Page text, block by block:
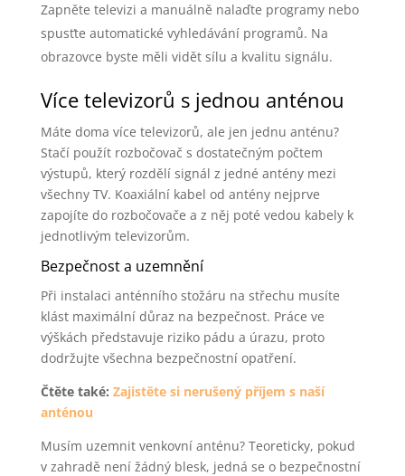
Zapněte televizi a manuálně nalaďte programy nebo
spusťte automatické vyhledávání programů. Na
obrazovce byste měli vidět sílu a kvalitu signálu.
Více televizorů s jednou anténou
Máte doma více televizorů, ale jen jednu anténu?
Stačí použít rozbočovač s dostatečným počtem
výstupů, který rozdělí signál z jedné antény mezi
všechny TV. Koaxiální kabel od antény nejprve
zapojíte do rozbočovače a z něj poté vedou kabely k
jednotlivým televizorům.
Bezpečnost a uzemnění
Při instalaci anténního stožáru na střechu musíte
klást maximální důraz na bezpečnost. Práce ve
výškách představuje riziko pádu a úrazu, proto
dodržujte všechna bezpečnostní opatření.
Čtěte také: Zajistěte si nerušený příjem s naší
anténou
Musím uzemnit venkovní anténu? Teoreticky, pokud
v zahradě není žádný blesk, jedná se o bezpečnostní